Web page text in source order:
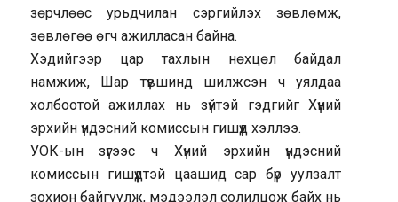
зөрчлөөс урьдчилан сэргийлэх зөвлөмж,
зөвлөгөө өгч ажилласан байна.
Хэдийгээр цар тахлын нөхцөл байдал
намжиж, Шар түвшинд шилжсэн ч уялдаа
холбоотой ажиллах нь зүйтэй гэдгийг Хүний
эрхийн үндэсний комиссын гишүүд хэллээ.
УОК-ын зүгээс ч Хүний эрхийн үндэсний
комиссын гишүүдтэй цаашид сар бүр уулзалт
зохион байгуулж, мэдээлэл солилцож байх нь